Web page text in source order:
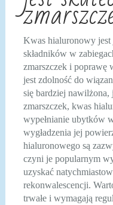
Kwas hialuronowy jest
składników w
zmarszczek i poprawę
jest zdolność do
się bardziej nawilżona,
zmarszczek, kwas
wypełnianie ubytków
wygładzenia jej
hialuronowego są
czyni je popularnym
uzyskać
rekonwalescencji.
trwałe i wymagają